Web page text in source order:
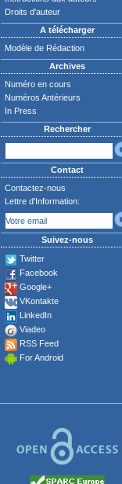
Droits d'auteur
A télécharger
Modèle de Rédaction
Archives
Numéro en cours
Numéros Antérieurs
In Press
Rechercher
Contact
Contactez-nous
Lettre d'Information:
Suivez-nous
Twitter
Facebook
Google+
VKontakte
LinkedIn
Viadeo
RSS Feed
For Android